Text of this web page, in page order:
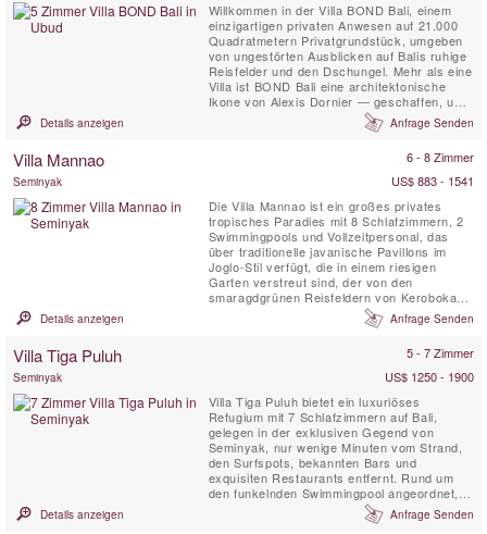
Willkommen in der Villa BOND Bali, einem
einzigartigen privaten Anwesen auf 21.000
Quadratmetern Privatgrundstück, umgeben
von ungestörten Ausblicken auf Balis ruhige
Reisfelder und den Dschungel. Mehr als eine
Villa ist BOND Bali eine architektonische
Ikone von Alexis Dornier — geschaffen, um
die Sinne zu berühren und Sie in die Stille
zurückzuführen. Das Erlebnis entfaltet sich
Details anzeigen Anfrage Senden
Villa Mannao 6 - 8 Zimmer
Seminyak
US$ 883 - 1541
Die Villa Mannao ist ein großes privates
tropisches Paradies mit 8 Schlafzimmern, 2
Swimmingpools und Vollzeitpersonal, das
über traditionelle javanische Pavillons im
Joglo-Stil verfügt, die in einem riesigen
Garten verstreut sind, der von den
smaragdgrünen Reisfeldern von Kerobokan,
Südbali, begrenzt wird. Diese Ferienoase ist
für große Familien oder Gruppen von
abgelegenen und ruhigen Ort und doch in
der Nähe des angesagtesten und ...
Details anzeigen Anfrage Senden
Villa Tiga Puluh 5 - 7 Zimmer
Seminyak
US$ 1250 - 1900
Villa Tiga Puluh bietet ein luxuriöses
Refugium mit 7 Schlafzimmern auf Bali,
gelegen in der exklusiven Gegend von
Seminyak, nur wenige Minuten vom Strand,
den Surfspots, bekannten Bars und
exquisiten Restaurants entfernt. Rund um
den funkelnden Swimmingpool angeordnet,
nimmt jedes Schlafzimmer die Form eines
privaten Bungalows an und bietet so die
Details anzeigen Anfrage Senden